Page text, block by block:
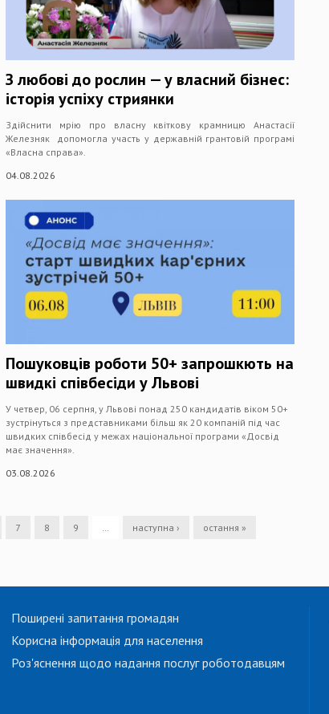
З любові до рослин — у власний бізнес:
історія успіху стриянки
Здійснити мрію про власну квіткову крамницю Анастасії
Железняк допомогла участь у державній грантовій програмі
«Власна справа».
04.08.2026
Пошуковців роботи 50+ запрошкють на
швидкі співбесіди у Львові
У четвер, 06 серпня, у Львові понад 250 кандидатів віком 50+
зустрінуться з представниками більш як 20 компаній під час
швидких співбесід у межах національної програми «Досвід
має значення».
03.08.2026
7 8 9 наступна › остання »
Поширені запитання громадян
Корисна інформація для населення
Роз'яснення щодо надання послуг роботодавцям